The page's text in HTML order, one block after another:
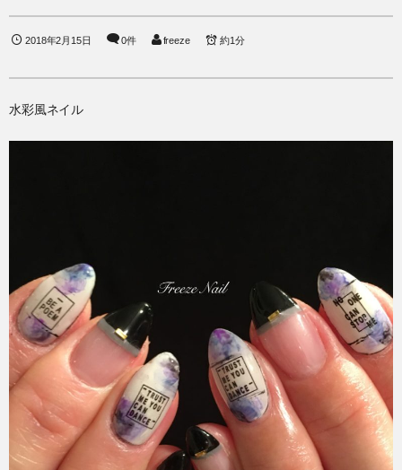
2018年2月15日 0件 freeze 約1分
水彩風ネイル